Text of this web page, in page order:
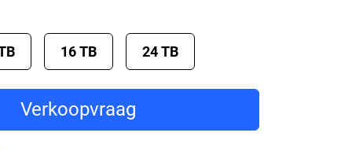
16 TB 24 TB
Verkoopvraag